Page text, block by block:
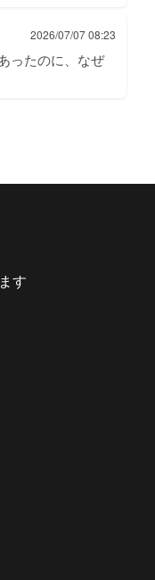
2026/07/07 08:23
ったのに、なぜ
す